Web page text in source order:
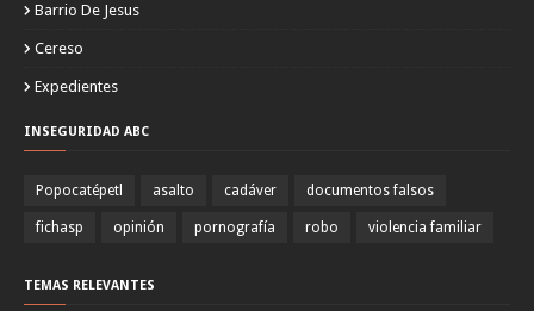
Barrio De Jesus
Cereso
Expedientes
INSEGURIDAD ABC
Popocatépetl asalto cadáver documentos falsos
fichasp opinión pornografía robo violencia familiar
TEMAS RELEVANTES